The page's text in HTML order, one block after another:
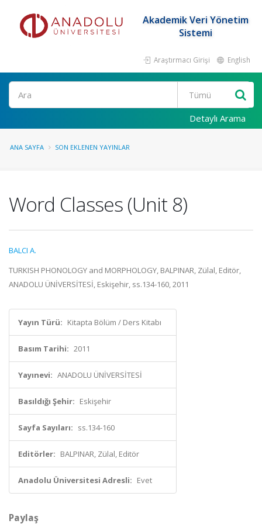
Akademik Veri Yönetim
Sistemi
Araştırmacı Girişi English
Ara
Detaylı Arama
ANA SAYFA SON EKLENEN YAYINLAR
Word Classes (Unit 8)
BALCI A.
TURKISH PHONOLOGY and MORPHOLOGY, BALPINAR, Zülal, Editör,
ANADOLU ÜNİVERSİTESİ, Eskişehir, ss.134-160, 2011
Yayın Türü: Kitapta Bölüm / Ders Kitabı
Basım Tarihi: 2011
Yayınevi: ANADOLU ÜNİVERSİTESİ
Basıldığı Şehir: Eskişehir
Sayfa Sayıları: ss.134-160
Editörler: BALPINAR, Zülal, Editör
Anadolu Üniversitesi Adresli: Evet
Paylaş